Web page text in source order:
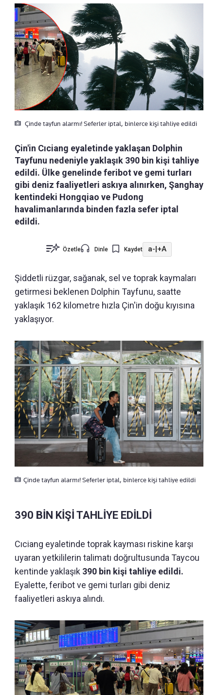
Çinde tayfun alarmı! Seferler iptal, binlerce kişi tahliye edildi
Çin'in Cıciang eyaletinde yaklaşan Dolphin
Tayfunu nedeniyle yaklaşık 390 bin kişi tahliye
edildi. Ülke genelinde feribot ve gemi turları
gibi deniz faaliyetleri askıya alınırken, Şanghay
kentindeki Hongqiao ve Pudong
havalimanlarında binden fazla sefer iptal
edildi.
Özetle Dinle Kaydet a-|+A
Şiddetli rüzgar, sağanak, sel ve toprak kaymaları
getirmesi beklenen Dolphin Tayfunu, saatte
yaklaşık 162 kilometre hızla Çin'in doğu kıyısına
yaklaşıyor.
Çinde tayfun alarmı! Seferler iptal, binlerce kişi tahliye edildi
390 BİN KİŞİ TAHLİYE EDİLDİ
Cıciang eyaletinde toprak kayması riskine karşı
uyaran yetkililerin talimatı doğrultusunda Taycou
kentinde yaklaşık 390 bin kişi tahliye edildi.
Eyalette, feribot ve gemi turları gibi deniz
faaliyetleri askıya alındı.